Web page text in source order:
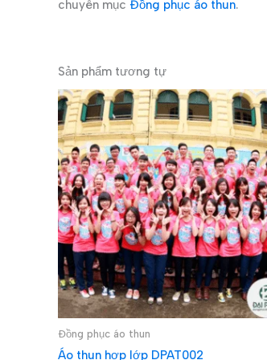
chuyên mục Đồng phục áo thun.
Sản phẩm tương tự
Đồng phục áo thun
Áo thun hợp lớp DPAT002